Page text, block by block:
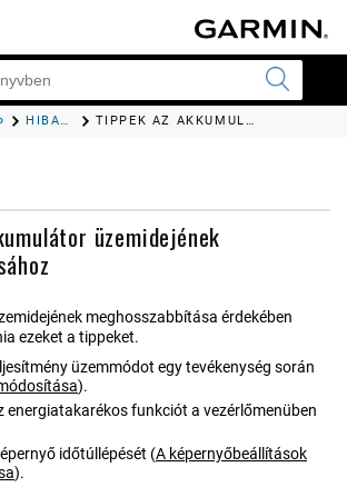
HIBAELHÁRÍTÁS TIPPEK AZ AKKUMULÁTOR ÜZEMIDEJÉNEK MAXIMALIZÁLÁSÁHOZ
üzemidejének
meghosszabbítása érdekében
ezeket a tippeket.
üzemmódot egy tevékenység során
).
energiatakarékos funkciót a vezérlőmenüben
időtúllépését (A képernyőbeállítások
).